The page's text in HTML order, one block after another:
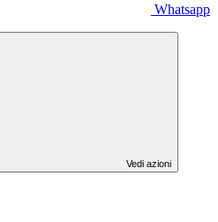
Whatsapp
Vedi azioni